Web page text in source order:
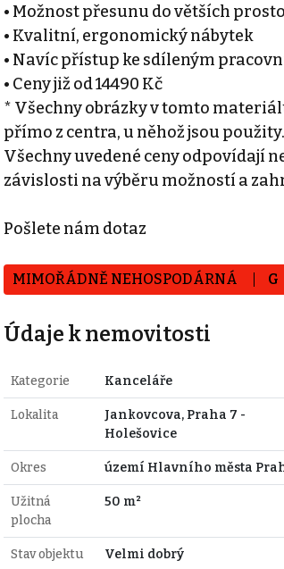
• Možnost přesunu do větších
• Kvalitní, ergonomický nábytek
• Navíc přístup ke sdíleným
• Ceny již od 14490 Kč
* Všechny obrázky v tomto
přímo z centra, u něhož jsou použity.
Všechny uvedené ceny odpovídají
závislosti na výběru možností a
Pošlete nám dotaz
MIMOŘÁDNĚ NEHOSPODÁRNÁ G
Údaje k nemovitosti
Kategorie Kanceláře
Lokalita
Jankovcova, Praha 7 -
Holešovice
Okres území Hlavního města
Užitná
plocha
50 m²
Stav objektu Velmi dobrý